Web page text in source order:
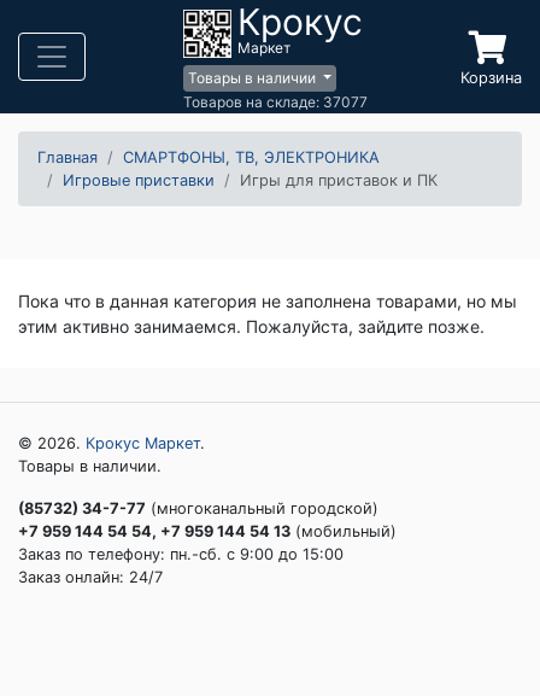
Крокус
Маркет
Товары в наличии
Товаров на складе: 37077
Корзина
Главная
СМАРТФОНЫ, ТВ, ЭЛЕКТРОНИКА
Игровые приставки
Игры для приставок и ПК
Пока что в данная категория не заполнена товарами, но мы
этим активно занимаемся. Пожалуйста, зайдите позже.
© 2026. Крокус Маркет.
Товары в наличии.
(85732) 34-7-77 (многоканальный городской)
+7 959 144 54 54, +7 959 144 54 13 (мобильный)
Заказ по телефону: пн.-сб. c 9:00 до 15:00
Заказ онлайн: 24/7